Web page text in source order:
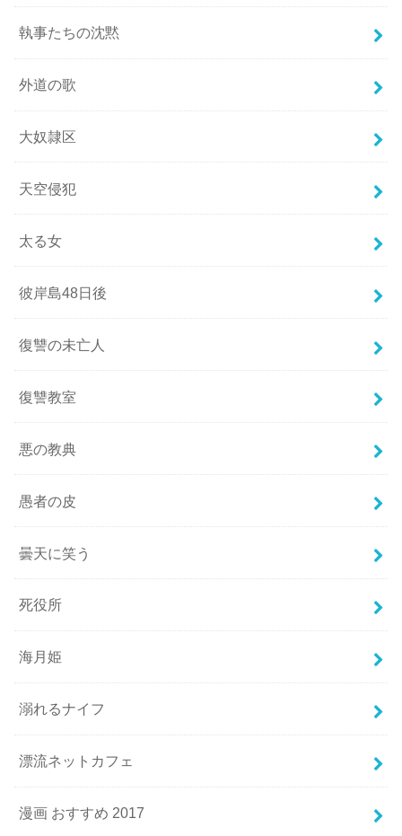
執事たちの沈黙
外道の歌
大奴隷区
天空侵犯
太る女
彼岸島48日後
復讐の未亡人
復讐教室
悪の教典
愚者の皮
曇天に笑う
死役所
海月姫
溺れるナイフ
漂流ネットカフェ
漫画 おすすめ 2017